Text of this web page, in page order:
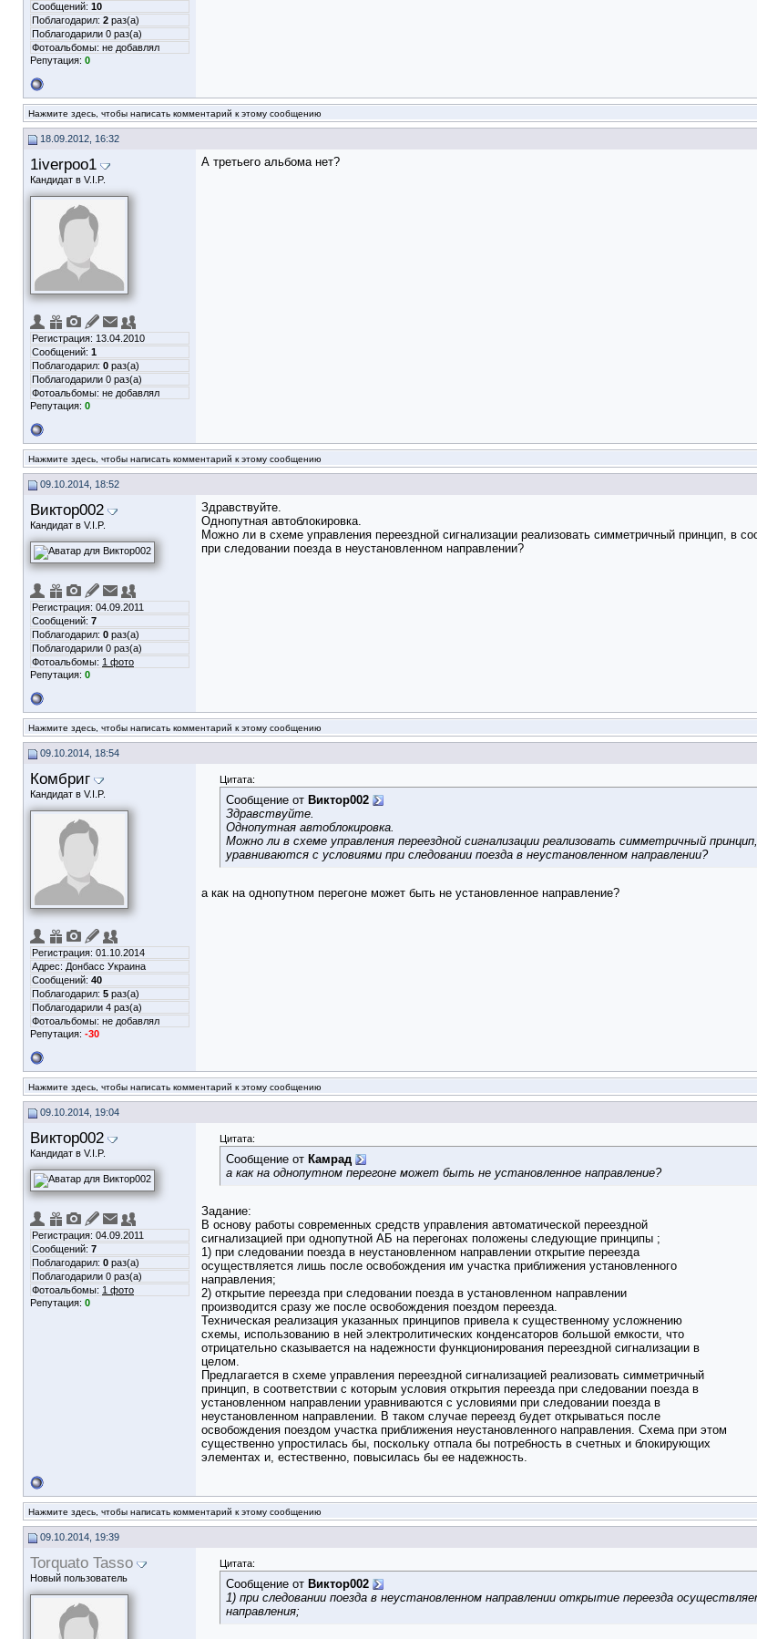
Сообщений: 10
Поблагодарил: 2 раз(а)
Поблагодарили 0 раз(а)
Фотоальбомы: не добавлял
Репутация: 0
Нажмите здесь, чтобы написать комментарий к этому сообщению
18.09.2012, 16:32
1iverpoo1
Кандидат в V.I.P.
Регистрация: 13.04.2010
Сообщений: 1
Поблагодарил: 0 раз(а)
Поблагодарили 0 раз(а)
Фотоальбомы: не добавлял
Репутация: 0
А третьего альбома нет?
Нажмите здесь, чтобы написать комментарий к этому сообщению
09.10.2014, 18:52
Виктор002
Кандидат в V.I.P.
Регистрация: 04.09.2011
Сообщений: 7
Поблагодарил: 0 раз(а)
Поблагодарили 0 раз(а)
Фотоальбомы: 1 фото
Репутация: 0
Здравствуйте.
Однопутная автоблокировка.
Можно ли в схеме управления переездной сигнализации реализовать симметричный принцип, в
при следовании поезда в неустановленном направлении?
Нажмите здесь, чтобы написать комментарий к этому сообщению
09.10.2014, 18:54
Комбриг
Кандидат в V.I.P.
Регистрация: 01.10.2014
Адрес: Донбасс Украина
Сообщений: 40
Поблагодарил: 5 раз(а)
Поблагодарили 4 раз(а)
Фотоальбомы: не добавлял
Репутация: -30
Цитата:
Сообщение от Виктор002
Здравствуйте.
Однопутная автоблокировка.
Можно ли в схеме управления переездной сигнализации реализовать симметричный
уравниваются с условиями при следовании поезда в неустановленном направлении?
а как на однопутном перегоне может быть не установленное направление?
Нажмите здесь, чтобы написать комментарий к этому сообщению
09.10.2014, 19:04
Виктор002
Кандидат в V.I.P.
Регистрация: 04.09.2011
Сообщений: 7
Поблагодарил: 0 раз(а)
Поблагодарили 0 раз(а)
Фотоальбомы: 1 фото
Репутация: 0
Цитата:
Сообщение от Камрад
а как на однопутном перегоне может быть не установленное направление?
Задание:
В основу работы современных средств управления автоматической переездной
сигнализацией при однопутной АБ на перегонах положены следующие принципы ;
1) при следовании поезда в неустановленном направлении открытие переезда
осуществляется лишь после освобождения им участка приближения установленного
направления;
2) открытие переезда при следовании поезда в установленном направлении
производится сразу же после освобождения поездом переезда.
Техническая реализация указанных принципов привела к существенному усложнению
схемы, использованию в ней электролитических конденсаторов большой емкости, что
отрицательно сказывается на надежности функционирования переездной сигнализации в
целом.
Предлагается в схеме управления переездной сигнализацией реализовать симметричный
принцип, в соответствии с которым условия открытия переезда при следовании поезда в
установленном направлении уравниваются с условиями при следовании поезда в
неустановленном направлении. В таком случае переезд будет открываться после
освобождения поездом участка приближения неустановленного направления. Схема при этом
существенно упростилась бы, поскольку отпала бы потребность в счетных и блокирующих
элементах и, естественно, повысилась бы ее надежность.
Нажмите здесь, чтобы написать комментарий к этому сообщению
09.10.2014, 19:39
Torquato Tasso
Новый пользователь
Цитата:
Сообщение от Виктор002
1) при следовании поезда в неустановленном направлении открытие переезда
направления;